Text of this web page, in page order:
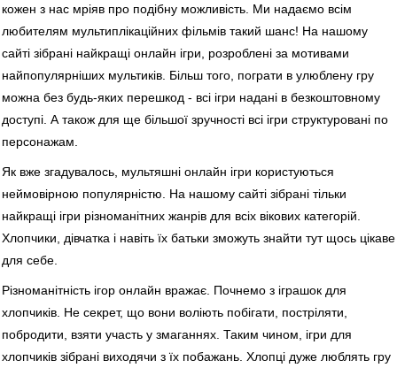
кожен з нас мріяв про подібну можливість. Ми надаємо всім
любителям мультиплікаційних фільмів такий шанс! На нашому
сайті зібрані найкращі онлайн ігри, розроблені за мотивами
найпопулярніших мультиків. Більш того, пограти в улюблену гру
можна без будь-яких перешкод - всі ігри надані в безкоштовному
доступі. А також для ще більшої зручності всі ігри структуровані по
персонажам.
Як вже згадувалось, мультяшні онлайн ігри користуються
неймовірною популярністю. На нашому сайті зібрані тільки
найкращі ігри різноманітних жанрів для всіх вікових категорій.
Хлопчики, дівчатка і навіть їх батьки зможуть знайти тут щось цікаве
для себе.
Різноманітність ігор онлайн вражає. Почнемо з іграшок для
хлопчиків. Не секрет, що вони воліють побігати, постріляти,
побродити, взяти участь у змаганнях. Таким чином, ігри для
хлопчиків зібрані виходячи з їх побажань. Хлопці дуже люблять гру